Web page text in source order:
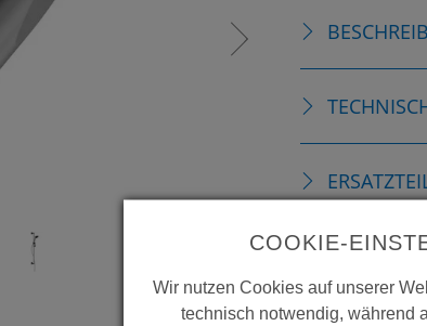
COOKIE-
Wir nutzen Cookies auf unserer
technisch notwendig, während